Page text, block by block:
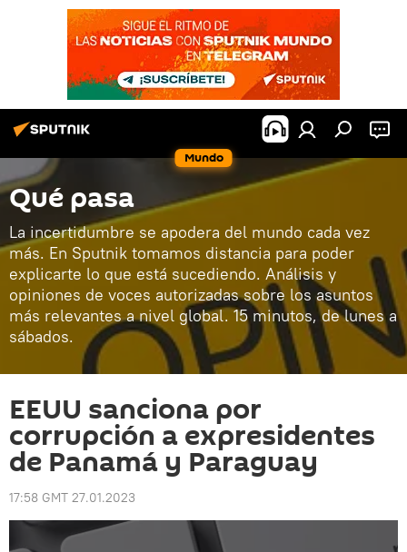
Mundo
Qué pasa
La incertidumbre se apodera del mundo cada vez
más. En Sputnik tomamos distancia para poder
explicarte lo que está sucediendo. Análisis y
opiniones de voces autorizadas sobre los asuntos
más relevantes a nivel global. 15 minutos, de lunes a
sábados.
EEUU sanciona por
corrupción a expresidentes
de Panamá y Paraguay
17:58 GMT 27.01.2023